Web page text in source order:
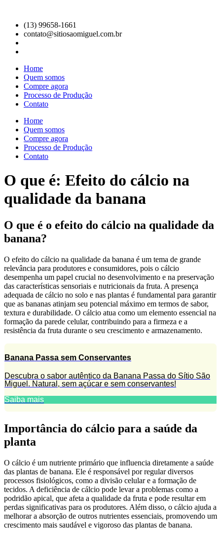
conteúdo
(13) 99658-1661
contato@sitiosaomiguel.com.br
Home
Quem somos
Compre agora
Processo de Produção
Contato
Home
Quem somos
Compre agora
Processo de Produção
Contato
O que é: Efeito do cálcio na
qualidade da banana
O que é o efeito do cálcio na qualidade da
banana?
O efeito do cálcio na qualidade da banana é um tema de grande
relevância para produtores e consumidores, pois o cálcio
desempenha um papel crucial no desenvolvimento e na preservação
das características sensoriais e nutricionais da fruta. A presença
adequada de cálcio no solo e nas plantas é fundamental para garantir
que as bananas atinjam seu potencial máximo em termos de sabor,
textura e durabilidade. O cálcio atua como um elemento essencial na
formação da parede celular, contribuindo para a firmeza e a
resistência da fruta durante o seu crescimento e armazenamento.
Banana Passa sem Conservantes
Descubra o sabor autêntico da Banana Passa do Sítio São
Miguel. Natural, sem açúcar e sem conservantes!
Saiba mais
Importância do cálcio para a saúde da
planta
O cálcio é um nutriente primário que influencia diretamente a saúde
das plantas de banana. Ele é responsável por regular diversos
processos fisiológicos, como a divisão celular e a formação de
tecidos. A deficiência de cálcio pode levar a problemas como a
podridão apical, que afeta a qualidade da fruta e pode resultar em
perdas significativas para os produtores. Além disso, o cálcio ajuda a
melhorar a absorção de outros nutrientes essenciais, promovendo um
crescimento mais saudável e vigoroso das plantas de banana.